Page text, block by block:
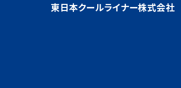
東日本クールライナー株式会社